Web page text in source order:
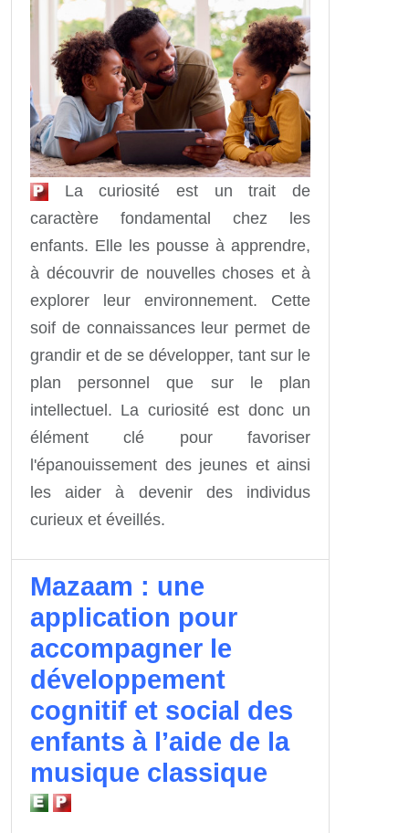
La curiosité est un trait de
caractère fondamental chez les
enfants. Elle les pousse à apprendre,
à découvrir de nouvelles choses et à
explorer leur environnement. Cette
soif de connaissances leur permet de
grandir et de se développer, tant sur le
plan personnel que sur le plan
intellectuel. La curiosité est donc un
élément clé pour favoriser
l'épanouissement des jeunes et ainsi
les aider à devenir des individus
curieux et éveillés.
Mazaam : une
application pour
accompagner le
développement
cognitif et social des
enfants à l’aide de la
musique classique